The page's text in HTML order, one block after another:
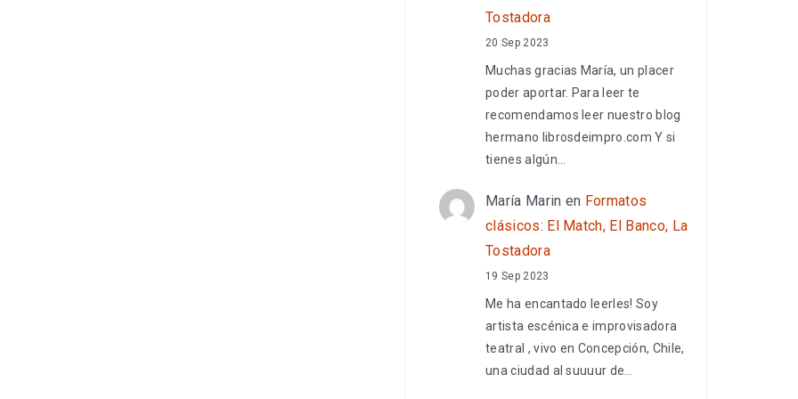
Tostadora
20 Sep 2023
Muchas gracias María, un placer
poder aportar. Para leer te
recomendamos leer nuestro blog
hermano librosdeimpro.com Y si
tienes algún…
María Marin en Formatos
clásicos: El Match, El Banco, La
Tostadora
19 Sep 2023
Me ha encantado leerles! Soy
artista escénica e improvisadora
teatral , vivo en Concepción, Chile,
una ciudad al suuuur de…